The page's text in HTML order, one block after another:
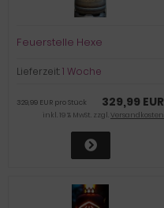
Feuerstelle Hexe
Lieferzeit:1 Woche
329,99 EUR
329,99 EUR pro Stück
inkl. 19 % MwSt. zzgl.Versandkosten